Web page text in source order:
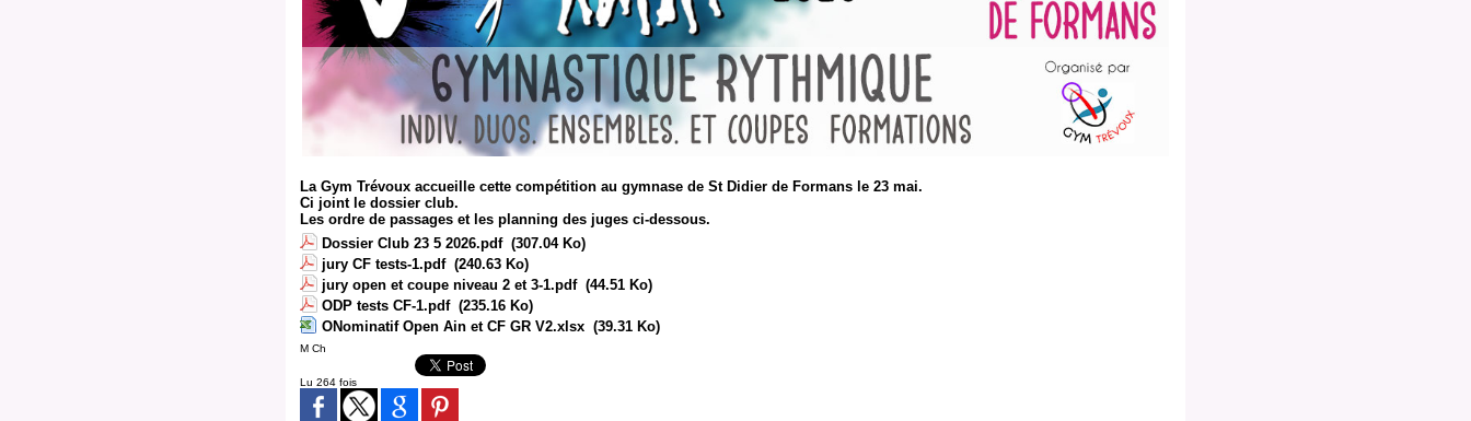
La Gym Trévoux accueille cette compétition au gymnase de St Didier de Formans le 23 mai.
Ci joint le dossier club.
Les ordre de passages et les planning des juges ci-dessous.
Dossier Club 23 5 2026.pdf (307.04 Ko)
jury CF tests-1.pdf (240.63 Ko)
jury open et coupe niveau 2 et 3-1.pdf (44.51 Ko)
ODP tests CF-1.pdf (235.16 Ko)
ONominatif Open Ain et CF GR V2.xlsx (39.31 Ko)
M Ch
Lu 264 fois